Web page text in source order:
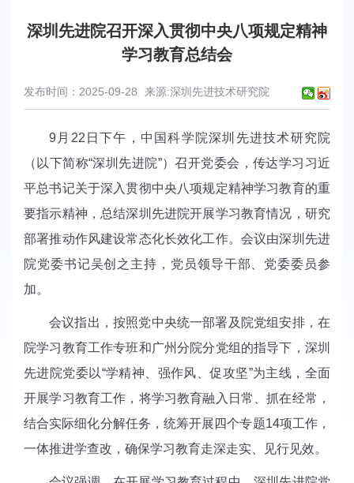
深圳先进院召开深入贯彻中央八项规定精神
学习教育总结会
发布时间：2025-09-28 来源:深圳先进技术研究院
9月22日下午，中国科学院深圳先进技术研究院
（以下简称“深圳先进院”）召开党委会，传达学习习近
平总书记关于深入贯彻中央八项规定精神学习教育的重
要指示精神，总结深圳先进院开展学习教育情况，研究
部署推动作风建设常态化长效化工作。会议由深圳先进
院党委书记吴创之主持，党员领导干部、党委委员参
加。
会议指出，按照党中央统一部署及院党组安排，在
院学习教育工作专班和广州分院分党组的指导下，深圳
先进院党委以“学精神、强作风、促攻坚”为主线，全面
开展学习教育工作，将学习教育融入日常、抓在经常，
结合实际细化分解任务，统筹开展四个专题14项工作，
一体推进学查改，确保学习教育走深走实、见行见效。